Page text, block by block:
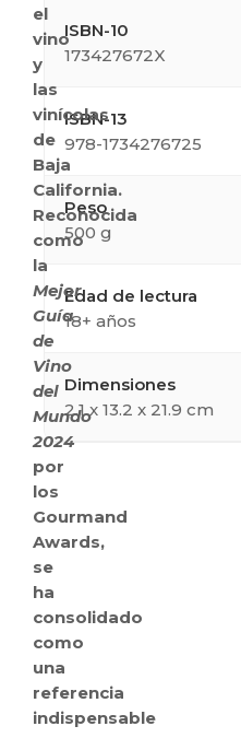
ISBN-10
173427672X
ISBN-13
978-1734276725
Peso
500 g
Edad de lectura
18+ años
Dimensiones
2.1 x 13.2 x 21.9 cm
el
vino
y
las
vinícolas
de
Baja
California.
Reconocida
como
la
Mejor
Guía
de
Vino
del
Mundo
2024
por
los
Gourmand
Awards,
se
ha
consolidado
como
una
referencia
indispensable